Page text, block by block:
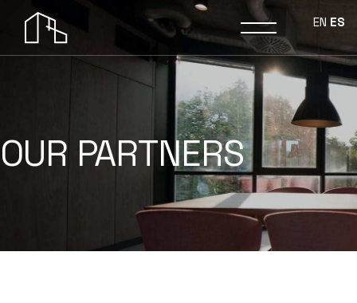
OUR PARTNERS
EN ES